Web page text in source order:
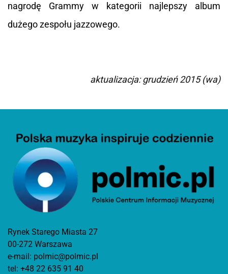
nagrodę Grammy w kategorii najlepszy album
dużego zespołu jazzowego.
aktualizacja: grudzień 2015 (wa)
Rynek Starego Miasta 27
00-272 Warszawa
e-mail: polmic@polmic.pl
tel: +48 22 635 91 40